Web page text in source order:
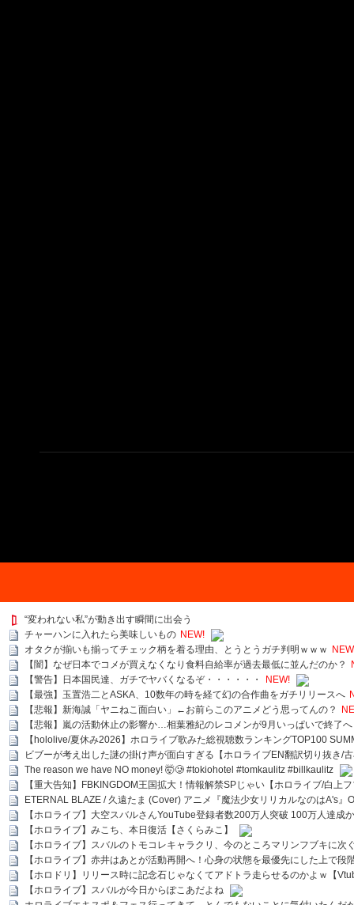
“変われない私”が動き出す瞬間に出会う
チャーハンに入れたら美味しいもの NEW!
オタクが揃いも揃ってチェック柄を着る理由、とうとうガチ判明ｗｗｗ
【闇】なぜ日本でコメが買えなくなり食料自給率が過去最低に並んだのか？
【警告】日本国民達、ガチでヤバくなるぞ・・・・・・
NEW!
【最強】玉置浩二とASKA、10数年の時を経て幻の合作曲をガチリリースへ
【悲報】新海誠「ヤニねこ面白い」←お前らこのアニメどう思ってんの？
【悲報】嵐の活動休止の影響か…相葉雅紀のレコメンが9月いっぱいで終了へ
【hololive/夏休み2026】ホロライブ歌みた総視聴数ランキングTOP100
ビブーが考え出した謎の掛け声が面白すぎる【ホロライブEN翻訳切り抜き/
The reason we have NO money! 🤯🥲 #tokiohotel #tomkaulitz #billkaulitz
【重大告知】FBKINGDOM王国拡大！情報解禁SPじゃい【ホロライブ/白上
ETERNAL BLAZE / 久遠たま (Cover) アニメ『魔法少女リリカルなのはA's』
【ホロライブ】大空スバルさんYouTube登録者数200万人突破 100万人達成
【ホロライブ】みこち、本日復活【さくらみこ】
【ホロライブ】スバルのトモコレキャラクリ、今のところマリンフブキに
【ホロライブ】赤井はあとが活動再開へ！心身の状態を最優先にした上で段
【ホロドリ】リリース時に記念石じゃなくてアドトラ走らせるのかよｗ【
【ホロライブ】スバルが今日からぽこあだよね